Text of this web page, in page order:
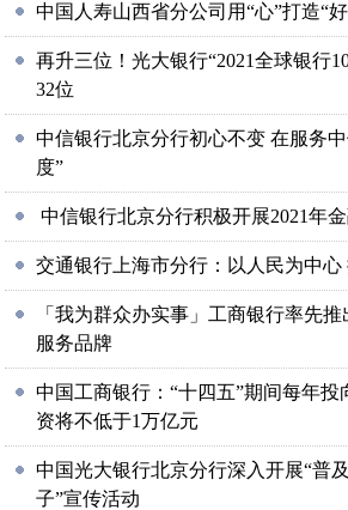
中国人寿山西省分公司用“心”打造“
再升三位！光大银行“2021全球银行
32位
中信银行北京分行初心不变 在服务
度”
中信银行北京分行积极开展2021年
交通银行上海市分行：以人民为中心
「我为群众办实事」工商银行率先
服务品牌
中国工商银行：“十四五”期间每年投
资将不低于1万亿元
中国光大银行北京分行深入开展“普
子”宣传活动